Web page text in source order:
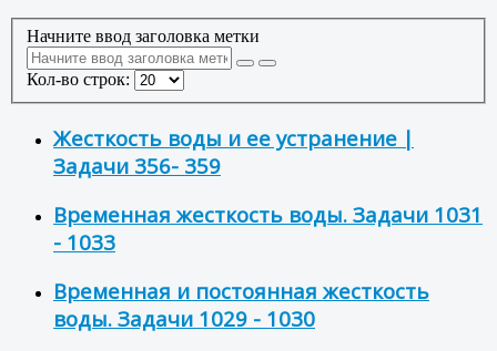
Начните ввод заголовка метки
Кол-во строк:
Жесткость воды и ее устранение |
Задачи 356- 359
Временная жесткость воды. Задачи 1031
- 1033
Временная и постоянная жесткость
воды. Задачи 1029 - 1030